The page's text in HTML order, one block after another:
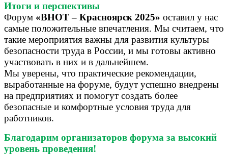
Итоги и перспективы
Форум «ВНОТ – Красноярск 2025» оставил у нас
самые положительные впечатления. Мы считаем, что
такие мероприятия важны для развития культуры
безопасности труда в России, и мы готовы активно
участвовать в них и в дальнейшем.
Мы уверены, что практические рекомендации,
выработанные на форуме, будут успешно внедрены
на предприятиях и помогут создать более
безопасные и комфортные условия труда для
работников.
Благодарим организаторов форума за высокий
уровень проведения!